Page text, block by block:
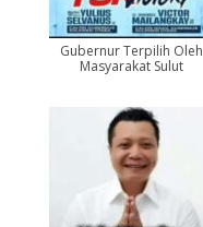
Gubernur Terpilih Oleh
Masyarakat Sulut